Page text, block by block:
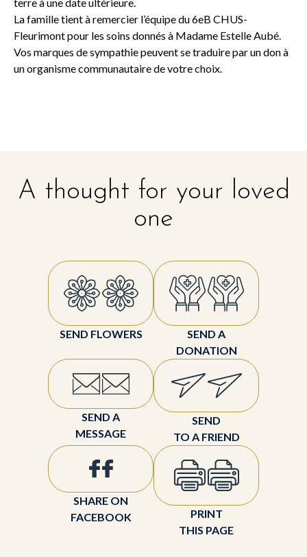
La famille tient à remercier l’équipe du 6eB CHUS-
Fleurimont pour les soins donnés à Madame Estelle Aubé.
Vos marques de sympathie peuvent se traduire par un don à
un organisme communautaire de votre choix.
A thought for your loved
one
SEND FLOWERS
SEND A
DONATION
SEND A
MESSAGE
SEND
TO A FRIEND
SHARE ON
FACEBOOK
PRINT
THIS PAGE